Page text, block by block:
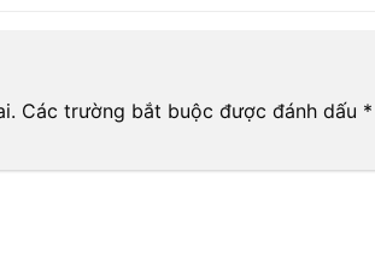
Các trường bắt buộc được đánh dấu *